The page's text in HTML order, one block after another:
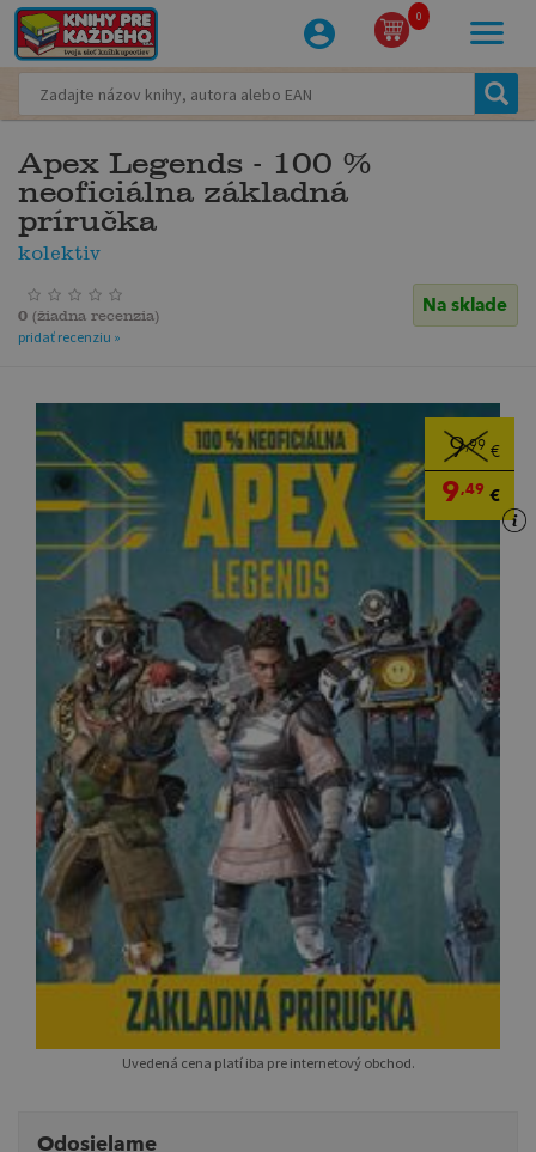
0
Apex Legends - 100 %
neoficiálna základná
príručka
kolektiv
Na sklade
0 (žiadna recenzia)
pridať recenziu »
9,99 €
9,49 €
Uvedená cena platí iba pre internetový obchod.
Odosielame